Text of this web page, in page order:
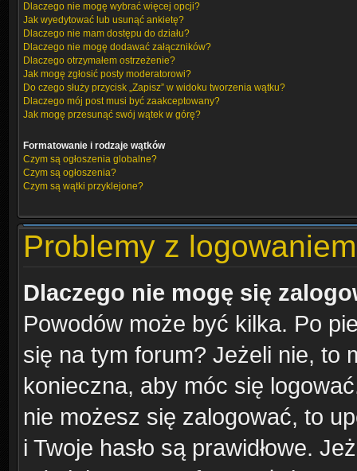
Dlaczego nie mogę wybrać więcej opcji?
Jak wyedytować lub usunąć ankietę?
Dlaczego nie mam dostępu do działu?
Dlaczego nie mogę dodawać załączników?
Dlaczego otrzymałem ostrzeżenie?
Jak mogę zgłosić posty moderatorowi?
Do czego służy przycisk „Zapisz” w widoku tworzenia wątku?
Dlaczego mój post musi być zaakceptowany?
Jak mogę przesunąć swój wątek w górę?
Formatowanie i rodzaje wątków
Czym są ogłoszenia globalne?
Czym są ogłoszenia?
Czym są wątki przyklejone?
Problemy z
Dlaczego nie mogę się
Powodów może być kilka. Po
się na tym forum? Jeżeli nie, to
konieczna, aby móc się
nie możesz się zalogować, to
i Twoje hasło są prawidłowe.